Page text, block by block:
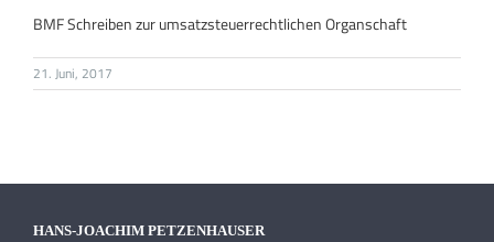
BMF Schreiben zur umsatzsteuerrechtlichen Organschaft
21. Juni, 2017
HANS-JOACHIM PETZENHAUSER